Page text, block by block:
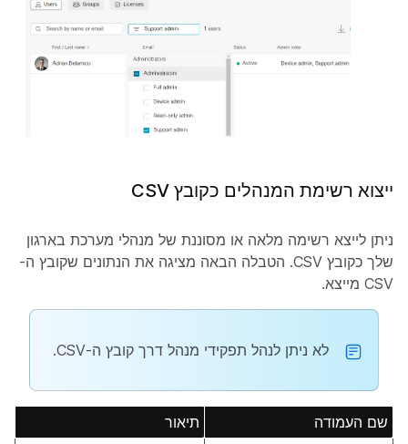
ייצוא רשימת המנהלים כקובץ CSV
ניתן לייצא רשימה מלאה או מסוננת של מנהלי מערכת בארגון
שלך כקובץ CSV. הטבלה הבאה מציגה את הנתונים שקובץ ה-
CSV מייצא.
לא ניתן לנהל תפקידי מנהל דרך קובץ ה-CSV.
שם העמודה תיאור